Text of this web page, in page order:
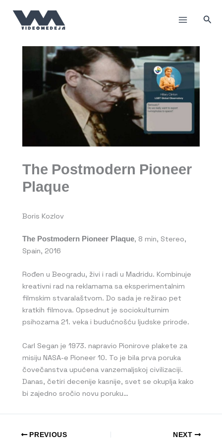
садржај
The Postmodern Pioneer
Plaque
Boris Kozlov
The Postmodern Pioneer Plaque, 8 min, Stereo,
Spain, 2016
Rođen u Beogradu, živi i radi u Madridu. Kombinuje
kreativni rad na reklamama sa eksperimentalnim
filmskim stvaralaštvom. Do sada je režirao pet
kratkih filmova. Opsednut je sociokulturnim
psihozama 21. veka i budućnošću ljudske prirode.
Carl Segan je 1973. napravio Pionirove plakete za
misiju NASA-e Pioneer 10. To je bila prva poruka
čovečanstva upućena vanzemaljskoj civilizaciji.
Danas, četiri decenije kasnije, svet se okuplja kako
bi zajedno sročio novu poruku…
PREVIOUS NEXT